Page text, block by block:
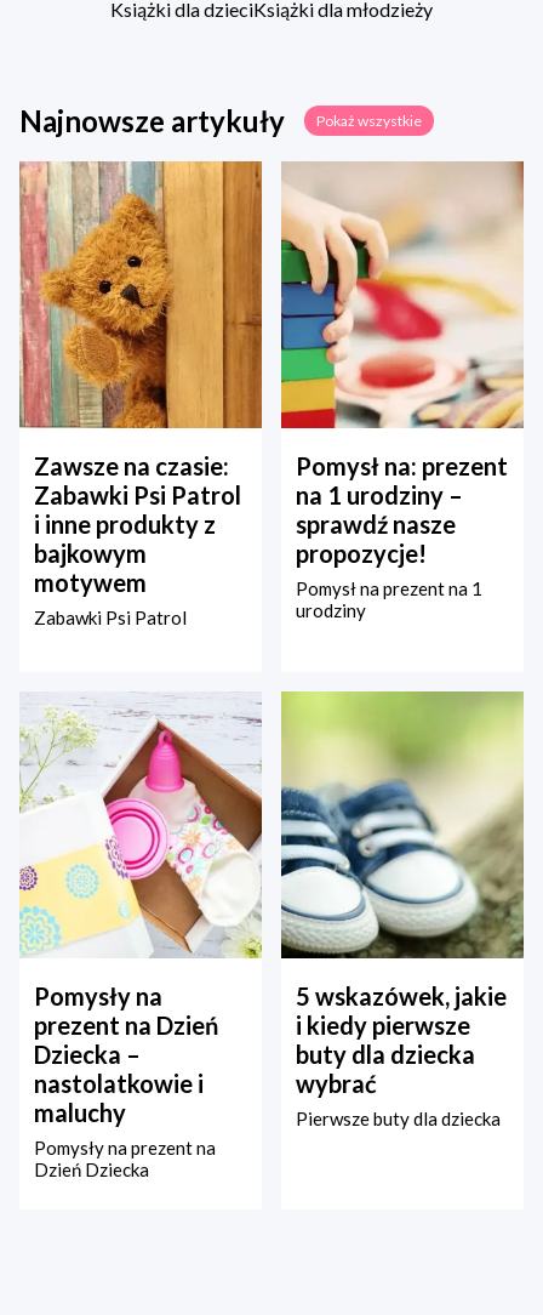
Książki dla dzieciKsiążki dla młodzieży
Najnowsze artykuły Pokaż wszystkie
Zawsze na czasie:
Zabawki Psi Patrol
i inne produkty z
bajkowym
motywem
Zabawki Psi Patrol
Pomysł na: prezent
na 1 urodziny –
sprawdź nasze
propozycje!
Pomysł na prezent na 1
urodziny
Pomysły na
prezent na Dzień
Dziecka –
nastolatkowie i
maluchy
Pomysły na prezent na
Dzień Dziecka
5 wskazówek, jakie
i kiedy pierwsze
buty dla dziecka
wybrać
Pierwsze buty dla dziecka